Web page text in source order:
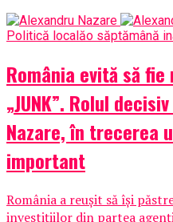
Politică localăo săptămână
România evită să
„JUNK”. Rolul
Nazare, în trecerea
important
România a reușit să își
investițiilor din partea